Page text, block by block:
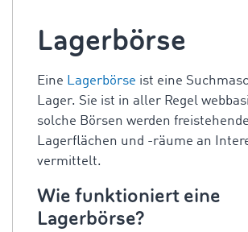
Lagerbörse
Eine Lagerbörse ist eine
Lager. Sie ist in aller Regel
solche Börsen werden freistehende
Lagerflächen und -räume an
vermittelt.
Wie funktioniert eine
Lagerbörse?